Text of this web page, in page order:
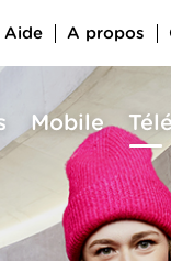
Mobile
Aide A propos